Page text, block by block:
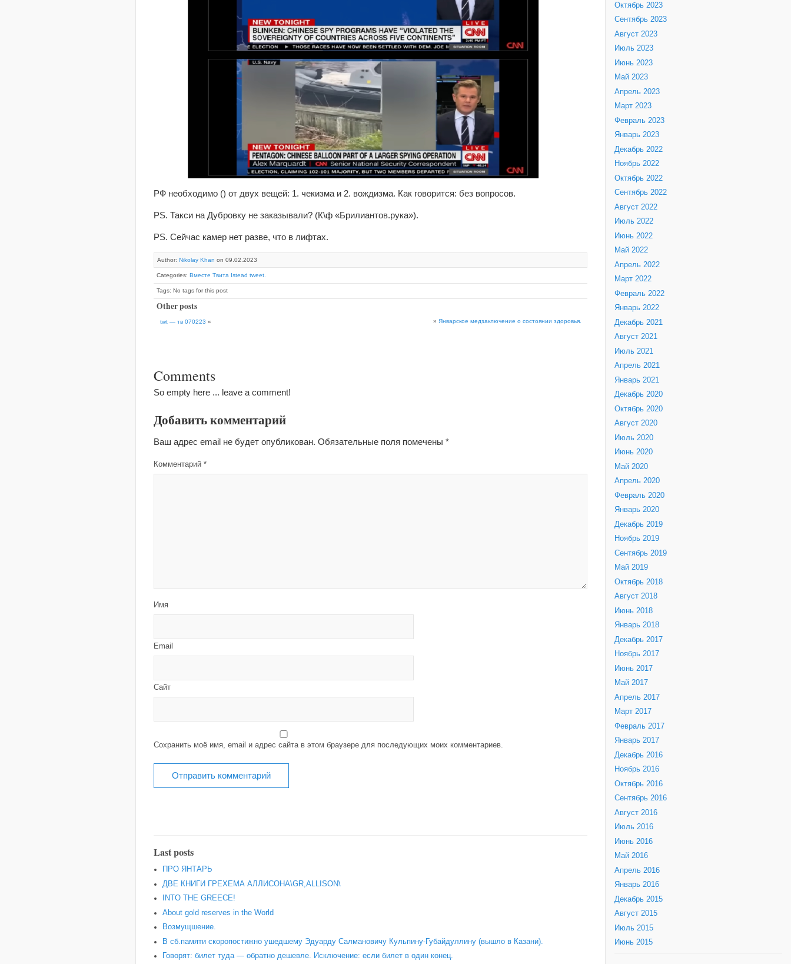
РФ необходимо () от двух вещей: 1. чекизма и 2. вождизма. Как говорится: без вопросов.
PS. Такси на Дубровку не заказывали? (К\ф «Брилиантов.рука»).
PS. Сейчас камер нет разве, что в лифтах.
Author: Nikolay Khan on 09.02.2023
Categories: Вместе Твита Istead tweet.
Tags: No tags for this post
Other posts
twt — тв 070223 « » Январское медзаключение о состоянии здоровья.
Comments
So empty here ... leave a comment!
Добавить комментарий
Ваш адрес email не будет опубликован. Обязательные поля помечены *
Комментарий *
Имя
Email
Сайт
Сохранить моё имя, email и адрес сайта в этом браузере для последующих моих комментариев.
Last posts
ПРО ЯНТАРЬ
ДВЕ КНИГИ ГРЕХЕМА АЛЛИСОНА\GR,ALLISON\
INTO THE GREECE!
About gold reserves in the World
Возмущшение.
В сб.памяти скоропостижно ушедшему Эдуарду Салмановичу Кульпину-Губайдуллину (вышло в Казани).
Говорят: билет туда — обратно дешевле. Исключение: если билет в один конец.
Октябрь 2023
Сентябрь 2023
Август 2023
Июль 2023
Июнь 2023
Май 2023
Апрель 2023
Март 2023
Февраль 2023
Январь 2023
Декабрь 2022
Ноябрь 2022
Октябрь 2022
Сентябрь 2022
Август 2022
Июль 2022
Июнь 2022
Май 2022
Апрель 2022
Март 2022
Февраль 2022
Январь 2022
Декабрь 2021
Август 2021
Июль 2021
Апрель 2021
Январь 2021
Декабрь 2020
Октябрь 2020
Август 2020
Июль 2020
Июнь 2020
Май 2020
Апрель 2020
Февраль 2020
Январь 2020
Декабрь 2019
Ноябрь 2019
Сентябрь 2019
Май 2019
Октябрь 2018
Август 2018
Июнь 2018
Январь 2018
Декабрь 2017
Ноябрь 2017
Июнь 2017
Май 2017
Апрель 2017
Март 2017
Февраль 2017
Январь 2017
Декабрь 2016
Ноябрь 2016
Октябрь 2016
Сентябрь 2016
Август 2016
Июль 2016
Июнь 2016
Май 2016
Апрель 2016
Январь 2016
Декабрь 2015
Август 2015
Июль 2015
Июнь 2015